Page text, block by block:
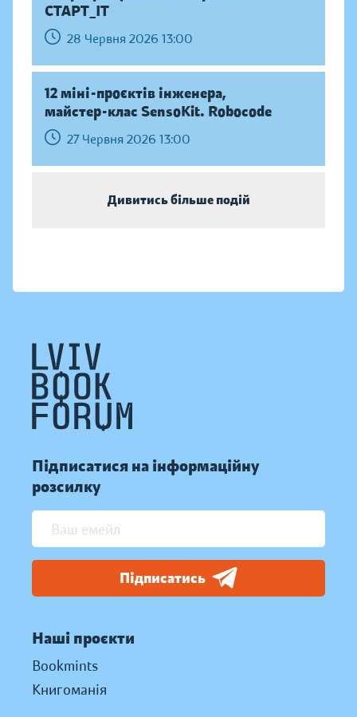
СТАРТ_ІТ
28 Червня 2026 13:00
12 міні-проєктів інженера,
майстер-клас SensoKit. Robocode
27 Червня 2026 13:00
Дивитись більше подій
Підписатися на інформаційну
розсилку
Підписатись
Наші проєкти
Bookmints
Книгоманія